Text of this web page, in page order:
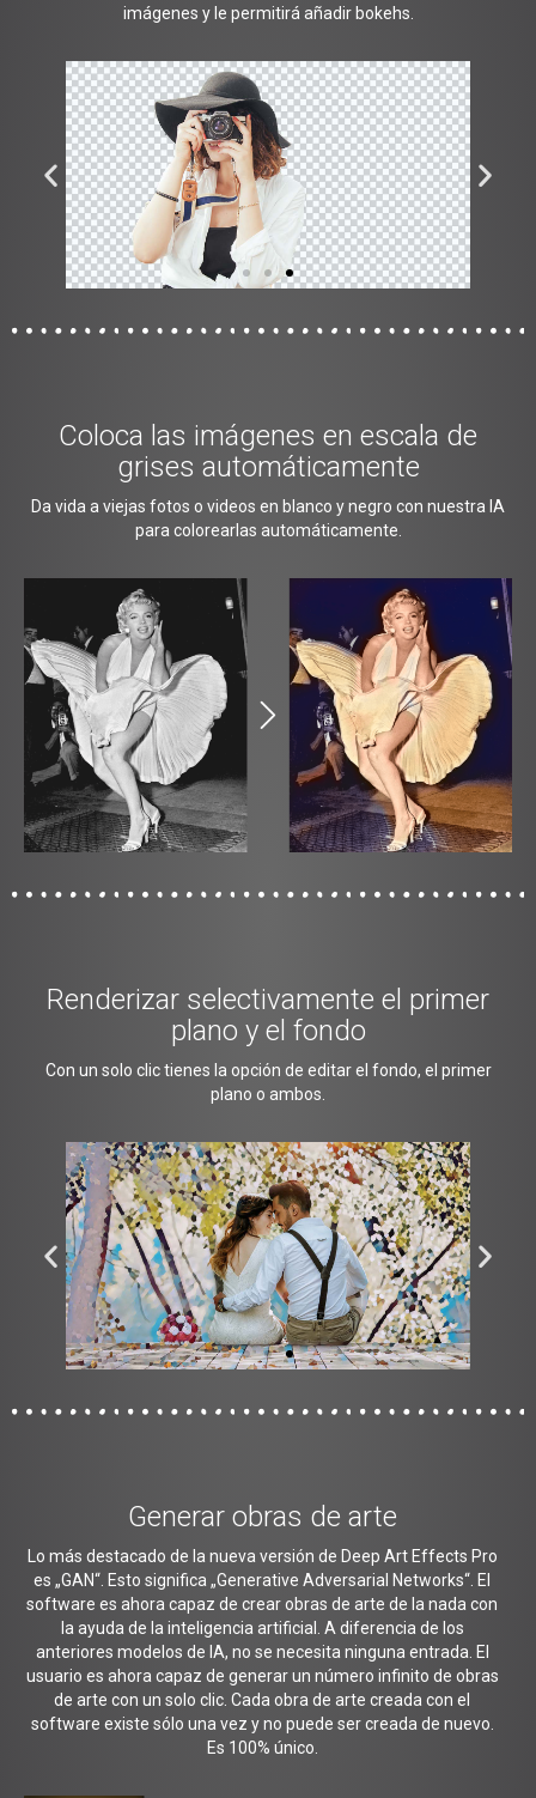
imágenes y le permitirá añadir bokehs.
Coloca las imágenes en escala de
grises automáticamente
Da vida a viejas fotos o videos en blanco y negro con nuestra IA
para colorearlas automáticamente.
Renderizar selectivamente el primer
plano y el fondo
Con un solo clic tienes la opción de editar el fondo, el primer
plano o ambos.
Generar obras de arte
Lo más destacado de la nueva versión de Deep Art Effects Pro
es „GAN“. Esto significa „Generative Adversarial Networks“. El
software es ahora capaz de crear obras de arte de la nada con
la ayuda de la inteligencia artificial. A diferencia de los
anteriores modelos de IA, no se necesita ninguna entrada. El
usuario es ahora capaz de generar un número infinito de obras
de arte con un solo clic. Cada obra de arte creada con el
software existe sólo una vez y no puede ser creada de nuevo.
Es 100% único.